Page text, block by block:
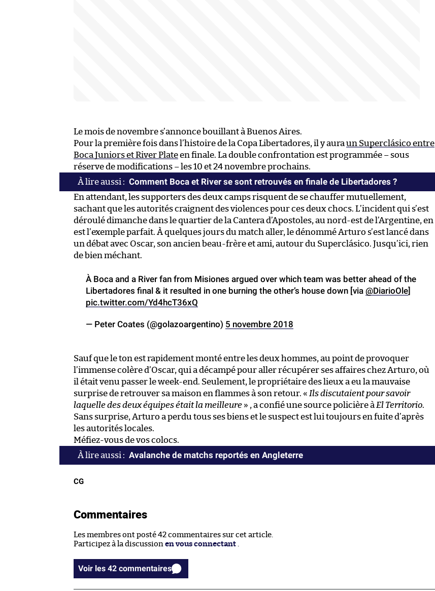
Le mois de novembre s’annonce bouillant à Buenos Aires.
Pour la première fois dans l’histoire de la Copa Libertadores, il y auraun Superclásico entre
Boca Juniors et River Plateen finale. La double confrontation est programmée – sous
réserve de modifications – les 10 et 24 novembre prochains.
Comment Boca et River se sont retrouvés en finale de Libertadores ?
En attendant, les supporters des deux camps risquent de se chauffer mutuellement,
sachant que les autorités craignent des violences pour ces deux chocs. L’incident qui s’est
déroulé dimanche dans le quartier de la Cantera d’Apostoles, au nord-est de l’Argentine, en
est l’exemple parfait. À quelques jours du match aller, le dénommé Arturo s’est lancé dans
un débat avec Oscar, son ancien beau-frère et ami, autour du Superclásico. Jusqu’ici, rien
de bien méchant.
À Boca and a River fan from Misiones argued over which team was better ahead of the
Libertadores final & it resulted in one burning the other’s house down [via @DiarioOle]
pic.twitter.com/Yd4hcT36xQ
— Peter Coates (@golazoargentino) 5 novembre 2018
Sauf que le ton est rapidement monté entre les deux hommes, au point de provoquer
l’immense colère d’Oscar, qui a décampé pour aller récupérer ses affaires chez Arturo, où
il était venu passer le week-end. Seulement, le propriétaire des lieux a eu la mauvaise
surprise de retrouver sa maison en flammes à son retour. « Ils discutaient pour savoir
laquelle des deux équipes était la meilleure » , a confié une source policière àEl Territorio.
Sans surprise, Arturo a perdu tous ses biens et le suspect est lui toujours en fuite d’après
les autorités locales.
Méfiez-vous de vos colocs.
Avalanche de matchs reportés en Angleterre
CG
Commentaires
Les membres ont posté 42 commentaires sur cet article.
Participez à la discussion en vous connectant .
Voir les 42 commentaires